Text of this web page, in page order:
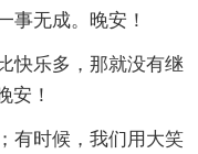
事无成。晚安！
快乐多，那就没有继
安！
有时候，我们用大笑